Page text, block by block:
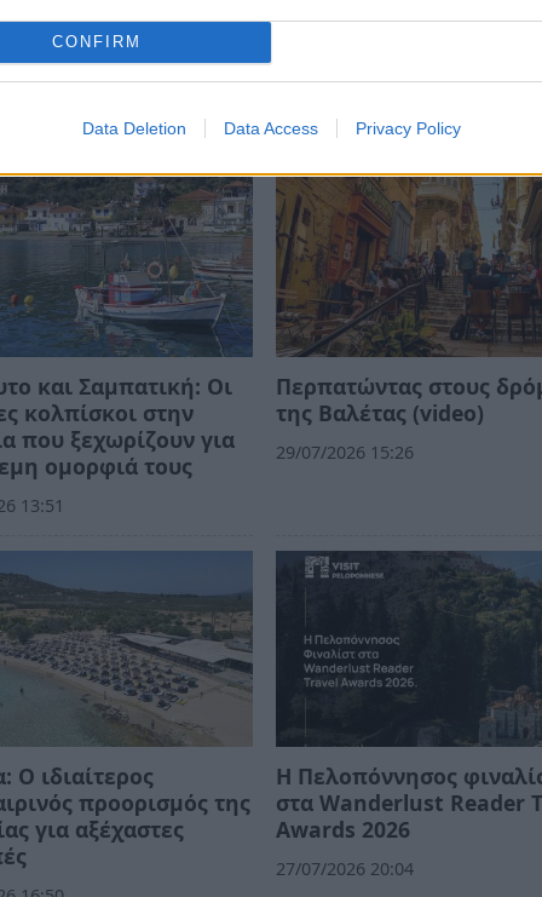
CONFIRM
Data Deletion Data Access Privacy Policy
και Σαμπατική: Οι
κολπίσκοι στην
που ξεχωρίζουν για
ομορφιά τους
13:51
Περπατώντας στους
της Βαλέτας (video)
29/07/2026 15:26
Ο ιδιαίτερος
προορισμός της
για αξέχαστες
Η Πελοπόννησος
στα Wanderlust Reader
Awards 2026
27/07/2026 20:04